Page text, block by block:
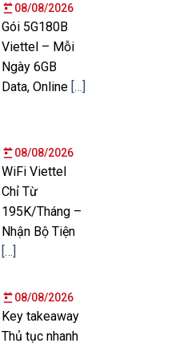
08/08/2026
Gói 5G180B
Viettel – Mỗi
Ngày 6GB
Data, Online […]
08/08/2026
WiFi Viettel
Chỉ Từ
195K/Tháng –
Nhận Bộ Tiện
[…]
08/08/2026
Key takeaway
Thủ tục nhanh